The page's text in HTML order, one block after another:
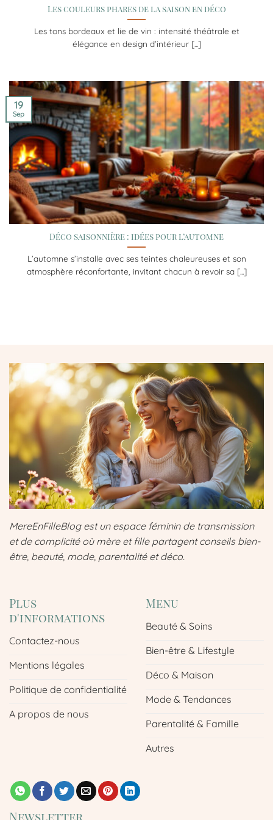
Les couleurs phares de la saison en déco
Les tons bordeaux et lie de vin : intensité théâtrale et
élégance en design d’intérieur [...]
Déco saisonnière : idées pour l’automne
L’automne s’installe avec ses teintes chaleureuses et son
atmosphère réconfortante, invitant chacun à revoir sa [...]
19
Sep
MereEnFilleBlog est un espace féminin de transmission
et de complicité où mère et fille partagent conseils bien-
être, beauté, mode, parentalité et déco.
Plus
d'informations
Contactez-nous
Mentions légales
Politique de confidentialité
A propos de nous
Menu
Beauté & Soins
Bien-être & Lifestyle
Déco & Maison
Mode & Tendances
Parentalité & Famille
Autres
Newsletter